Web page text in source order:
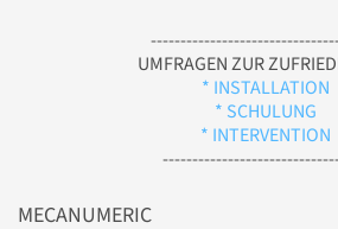
UMFRAGEN ZUR
* INSTALLATION
* SCHULUNG
* INTERVENTION
MECANUMERIC